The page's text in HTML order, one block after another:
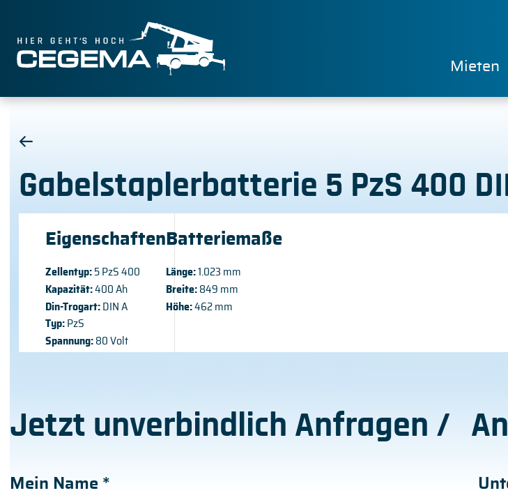
Mieten
Gabelstaplerbatterie 5 PzS 400
Eigenschaften
Zellentyp: 5 PzS 400
Kapazität:400 Ah
Din-Trogart: DIN A
Typ: PzS
Spannung:80 Volt
Batteriemaße
Länge:1.023 mm
Breite: 849 mm
Höhe:462 mm
Jetzt unverbindlich Anfragen /
Mein Name *